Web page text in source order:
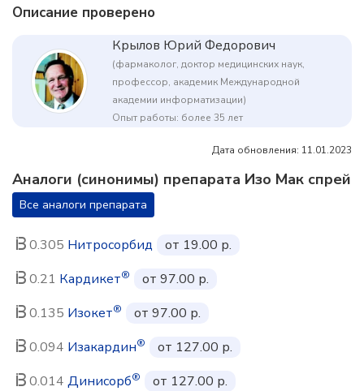
Описание проверено
Крылов Юрий Федорович
(фармаколог, доктор медицинских наук,
профессор, академик Международной
академии информатизации)
Опыт работы: более 35 лет
Дата обновления: 11.01.2023
Аналоги (синонимы) препарата Изо Мак спрей
Все аналоги препарата
0.305 Нитросорбид
от 19.00 р.
0.21 Кардикет®
от 97.00 р.
0.135 Изокет®
от 97.00 р.
0.094 Изакардин®
от 127.00 р.
0.014 Динисорб® от 127.00 р.